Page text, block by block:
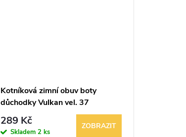
Kotníková zimní obuv boty
důchodky Vulkan vel. 37
289 Kč
Skladem 2 ks
ZOBRAZIT